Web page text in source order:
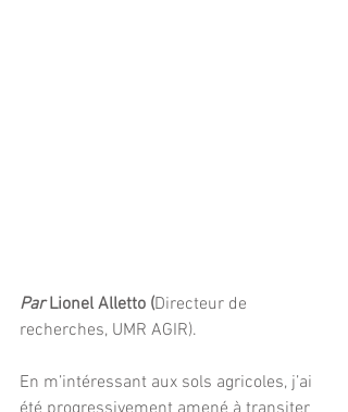
Par Lionel Alletto (Directeur de
recherches, UMR AGIR).
En m’intéressant aux sols agricoles, j’ai